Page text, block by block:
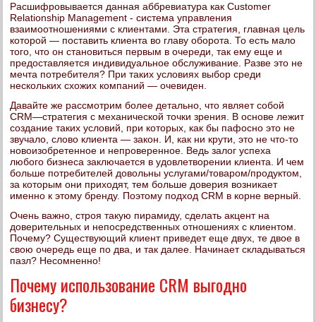
Расшифровывается данная аббревиатура как Customer
Relationship Management - система управления
взаимоотношениями с клиентами. Эта стратегия, главная цель
которой — поставить клиента во главу оборота. То есть мало
того, что он становиться первым в очереди, так ему еще и
предоставляется индивидуальное обслуживание. Разве это не
мечта потребителя? При таких условиях выбор среди
нескольких схожих компаний — очевиден.
Давайте же рассмотрим более детально, что являет собой
CRM—стратегия с механической точки зрения. В основе лежит
создание таких условий, при которых, как бы пафосно это не
звучало, слово клиента — закон. И, как ни крути, это не что-то
новоизобретенное и непроверенное. Ведь залог успеха
любого бизнеса заключается в удовлетворении клиента. И чем
больше потребителей довольны услугами/товаром/продуктом,
за которым они приходят, тем больше доверия возникает
именно к этому бренду. Поэтому подход CRM в корне верный.
Очень важно, строя такую пирамиду, сделать акцент на
доверительных и непосредственных отношениях с клиентом.
Почему? Существующий клиент приведет еще двух, те двое в
свою очередь еще по два, и так далее. Начинает складываться
пазл? Несомненно!
Почему использование CRM выгодно
бизнесу?